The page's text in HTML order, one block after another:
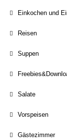
Einkochen und
Reisen
Suppen
Salate
Vorspeisen
Gästezimmer